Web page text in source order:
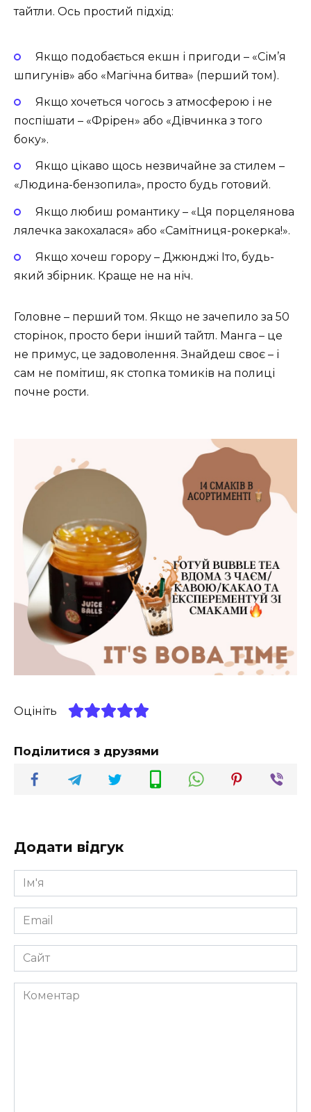
тайтли. Ось простий підхід:
Якщо подобається екшн і пригоди – «Сім’я
шпигунів» або «Магічна битва» (перший том).
Якщо хочеться чогось з атмосферою і не
поспішати – «Фрірен» або «Дівчинка з того
боку».
Якщо цікаво щось незвичайне за стилем –
«Людина-бензопила», просто будь готовий.
Якщо любиш романтику – «Ця порцелянова
лялечка закохалася» або «Самітниця-рокерка!».
Якщо хочеш горору – Джюнджі Іто, будь-
який збірник. Краще не на ніч.
Головне – перший том. Якщо не зачепило за 50
сторінок, просто бери інший тайтл. Манга – це
не примус, це задоволення. Знайдеш своє – і
сам не помітиш, як стопка томиків на полиці
почне рости.
Оцініть
Поділитися з друзями
Додати відгук
Ім'я
*
Email
*
Сайт
Коментар